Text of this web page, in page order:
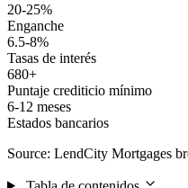
20-25%
Enganche
6.5-8%
Tasas de interés
680+
Puntaje crediticio mínimo
6-12 meses
Estados bancarios
Source: LendCity Mortgages